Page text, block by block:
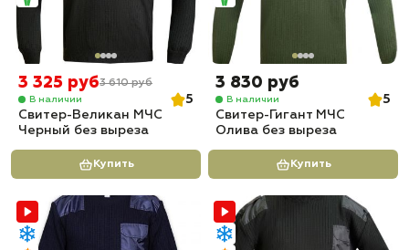
3 325 руб3 610 руб
В наличии
5
Свитер-Великан МЧС
Черный без выреза
Купить
3 830 руб
В наличии
5
Свитер-Гигант МЧС
Олива без выреза
Купить